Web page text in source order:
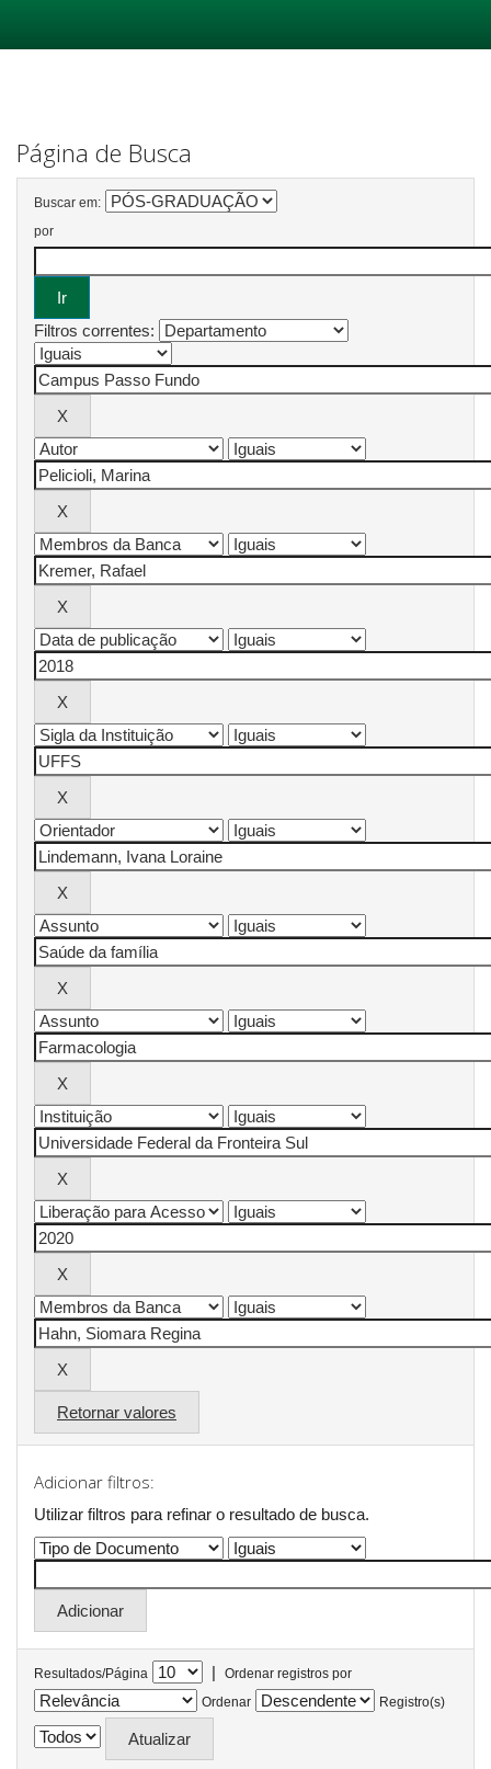
Página de Busca
Buscar em:
por
Filtros correntes:
Retornar valores
Adicionar filtros:
Utilizar filtros para refinar o resultado de busca.
Resultados/Página |
Ordenar registros por
Ordenar
Registro(s)